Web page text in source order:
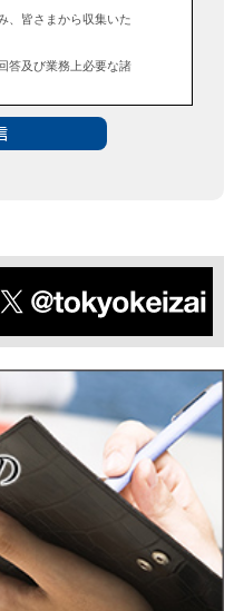
、皆さまから収集いた
答及び業務上必要な諸
人情報をご提供いた
成できない場合があり
通知・開示・訂正・
ございましたら、本
タの通知・開示・訂
請求に応じます。
、パスポート何れかの
任状」（代理人による
宛にお送り下さい。
談窓口＞
丁目5-11（第一東経ビ